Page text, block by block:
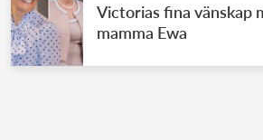
Spanska kungahuset
Victorias fina vänskap
mamma Ewa